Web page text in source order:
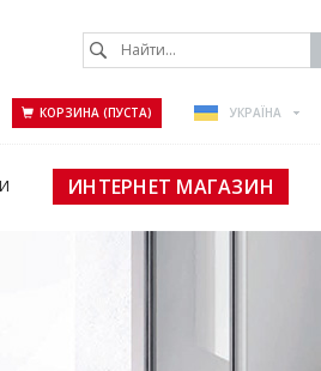
КОРЗИНА (ПУСТА) УКРАЇНА
ИНТЕРНЕТ МАГАЗИН